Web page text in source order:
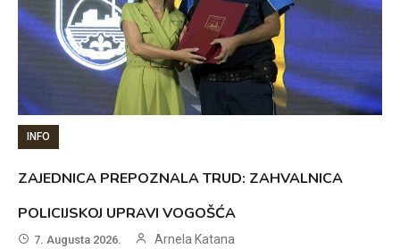
INFO
ZAJEDNICA PREPOZNALA TRUD: ZAHVALNICA
POLICIJSKOJ UPRAVI VOGOŠĆA
7. Augusta 2026. Arnela Katana